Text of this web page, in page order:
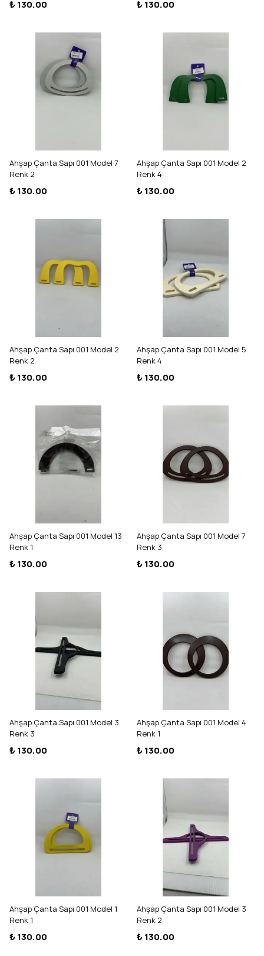
₺ 130.00 ₺ 130.00
Ahşap Çanta Sapı 001 Model 7
Renk 2
₺ 130.00
Ahşap Çanta Sapı 001 Model 2
Renk 4
₺ 130.00
Ahşap Çanta Sapı 001 Model 2
Renk 2
₺ 130.00
Ahşap Çanta Sapı 001 Model 5
Renk 4
₺ 130.00
Ahşap Çanta Sapı 001 Model 13
Renk 1
₺ 130.00
Ahşap Çanta Sapı 001 Model 7
Renk 3
₺ 130.00
Ahşap Çanta Sapı 001 Model 3
Renk 3
₺ 130.00
Ahşap Çanta Sapı 001 Model 4
Renk 1
₺ 130.00
Ahşap Çanta Sapı 001 Model 1
Renk 1
₺ 130.00
Ahşap Çanta Sapı 001 Model 3
Renk 2
₺ 130.00